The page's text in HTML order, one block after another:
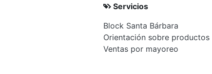
Servicios
Block Santa Bárbara
Orientación sobre productos
Ventas por mayoreo